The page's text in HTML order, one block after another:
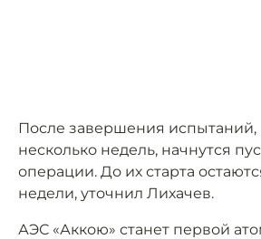
После завершения испытаний,
несколько недель, начнутся
операции. До их старта
недели, уточнил Лихачев.
АЭС «Аккою» станет первой